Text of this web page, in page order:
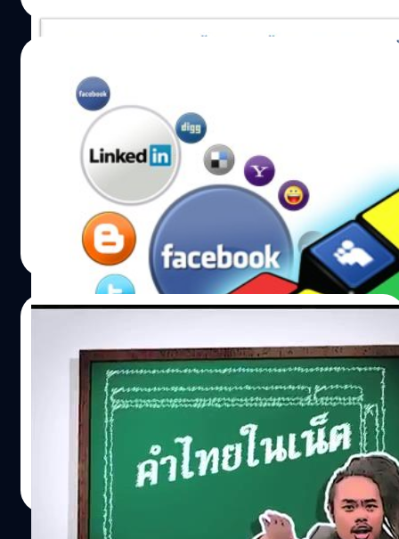
สะกดชื่อภาษาไทยให้ App โซเชียลยอดฮิต
สวัสดีครับคุณผู้อ่านทุกท่าน มาเจอกันเป็นประจำทุกวันพุธนะ
ครับผม นี่ก็เป็นอีกวันที่การเมืองยังคงคุกรุ่น แถมรุนแรงขึ้นกว่า
เดิมด้วยครับ นี่ผมก็ได้แต่หวังว่าสถานการณ์จะคลี่คลายไปได้
ในเร็ววัน ใครที่อยากติดตามข่าวสารต่าง ๆ รวมถึงติดต่อธุระ
นั่นนี่นู่นในยุคนี้ก็คงหนีไม่พ้นการใช้แอปพลิเคชันยอดฮิตอย่าง
บรรดาโซเชียลเน็ตเวิร์กต่าง ๆ เช่น FACEBOOK, LINE,
TWITTER, INSTAGRAM เพราะข่าวสารตามช่องทางต่าง ๆ
เหล่านี้แพร่กันไวดีเหลือเกินครับ
tutor_tom| 4581 days ago
Read More
10/01/2014
แบไต๋ไอที – คำไทยในเน็ต 4
http://youtu.be/nJZxhBMubxA คำไทยแปลก ๆ ที่เกิดขึ้น
ในเน็ต คำอังกฤษทับศัพท์อย่างไร มาฟังจากครูทอมได้
Chayanon Nensangtham| 4593 days ago
Read More